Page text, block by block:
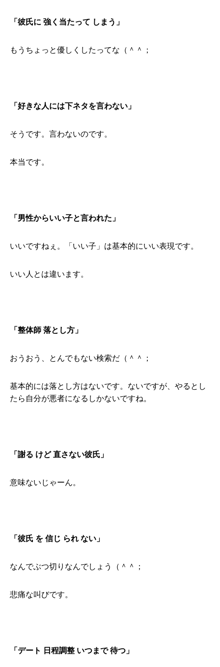
「彼氏に 強く当たって しまう」
もうちょっと優しくしたってな（＾＾；
「好きな人には下ネタを言わない」
そうです。言わないのです。
本当です。
「男性からいい子と言われた」
いいですねぇ。「いい子」は基本的にいい表現です。
いい人とは違います。
「整体師 落とし方」
おうおう、とんでもない検索だ（＾＾；
基本的には落とし方はないです。ないですが、やるとし
たら自分が悪者になるしかないですね。
「謝る けど 直さない彼氏」
意味ないじゃーん。
「彼氏 を 信じ られ ない」
なんでぶつ切りなんでしょう（＾＾；
悲痛な叫びです。
「デート 日程調整 いつまで 待つ」